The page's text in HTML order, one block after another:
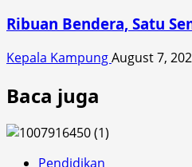
Ribuan Bendera, Satu
Kepala KampungAugust 7,
Baca juga
Pendidikan